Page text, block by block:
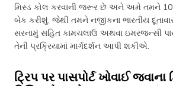
મિસ્ડ કોલ કરવાની જરૂર છે અને અમે તમને
બેક કરીશું, જેથી તમને નજીકના ભારતીય
સરનામું સહિત કામચલાઉ અથવા ઇમરજન્સી
તેની પ્રક્રિયામાં માર્ગદર્શન આપી શકીએ.
ટ્રિપ પર પાસપોર્ટ ખોવાઈ જવાના